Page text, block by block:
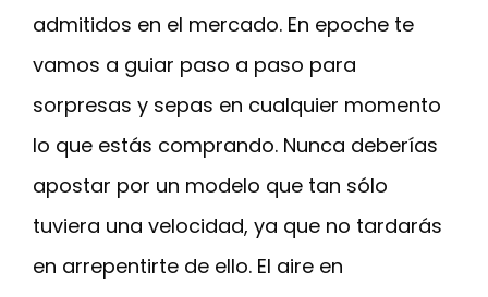
admitidos en el mercado. En epoche te
vamos a guiar paso a paso para
sorpresas y sepas en cualquier momento
lo que estás comprando. Nunca deberías
apostar por un modelo que tan sólo
tuviera una velocidad, ya que no tardarás
en arrepentirte de ello. El aire en